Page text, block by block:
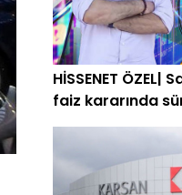
HİSSENET ÖZEL|
faiz kararında
Altına etkisi ne